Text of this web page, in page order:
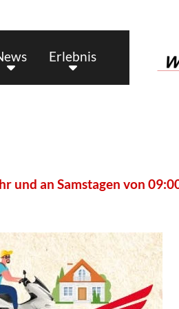
Erlebnis
von 09:00 - 13:00